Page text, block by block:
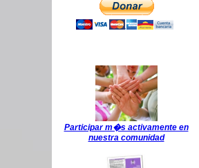
Participar m�s activamente en
nuestra comunidad